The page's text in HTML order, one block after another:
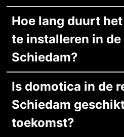
Hoe lang duurt
te installeren in de
Schiedam?
Is domotica in de
Schiedam
toekomst?